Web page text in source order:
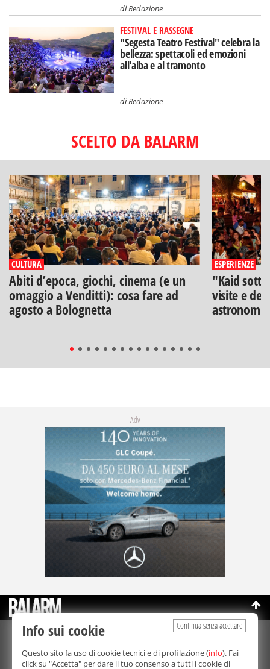
diRedazione
FESTIVAL E RASSEGNE
"Segesta Teatro Festival" celebra la
bellezza: spettacoli ed emozioni
all'alba e al tramonto
diRedazione
SCELTO DA BALARM
CULTURA
Abiti d’epoca, giochi, cinema (e un
omaggio a Venditti): cosa fare ad
agosto a Bolognetta
ESPERIENZE
"Kaid
visite e
astronomia
Adv
©Copyright 2003-2026
Bmedia Srl- P.IVA 07064240828
La riproduzione totale o parziale di tutti i contenuti, in qualunque
Continua senza accettare
Info sui cookie
Questo sito fa uso di cookie tecnici e di profilazione (info). Fai
click su "Accetta" per dare il tuo consenso a tutti i cookie di